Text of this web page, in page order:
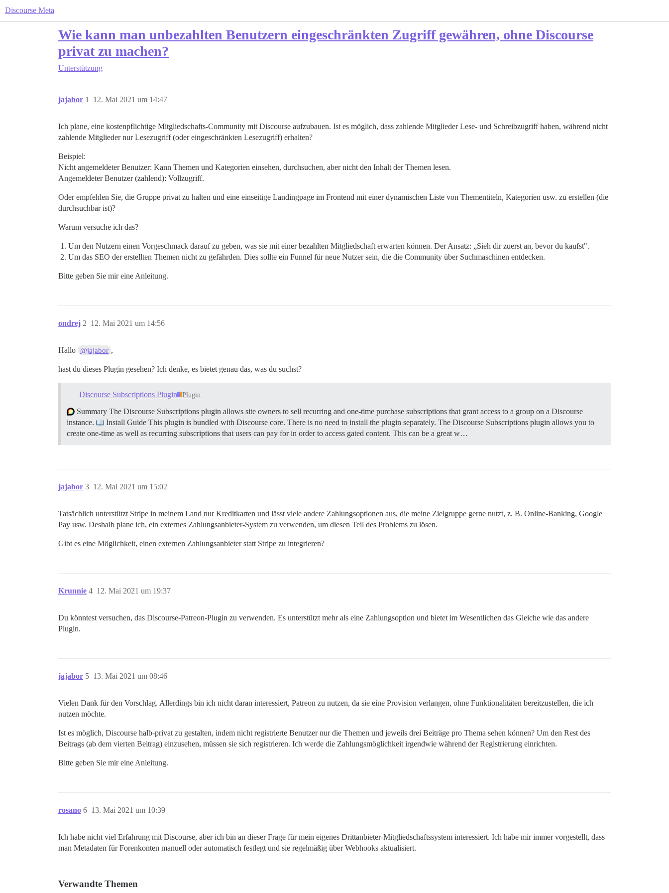
Discourse Meta
Wie kann man unbezahlten Benutzern eingeschränkten Zugriff gewähren, ohne Discourse
privat zu machen?
Unterstützung
jajabor 12. Mai 2021 um 14:47
1
Ich plane, eine kostenpflichtige Mitgliedschafts-Community mit Discourse aufzubauen. Ist es möglich, dass zahlende Mitglieder Lese- und Schreibzugriff haben, während nicht
zahlende Mitglieder nur Lesezugriff (oder eingeschränkten Lesezugriff) erhalten?
Beispiel:
Nicht angemeldeter Benutzer: Kann Themen und Kategorien einsehen, durchsuchen, aber nicht den Inhalt der Themen lesen.
Angemeldeter Benutzer (zahlend): Vollzugriff.
Oder empfehlen Sie, die Gruppe privat zu halten und eine einseitige Landingpage im Frontend mit einer dynamischen Liste von Thementiteln, Kategorien usw. zu erstellen (die
durchsuchbar ist)?
Warum versuche ich das?
Um den Nutzern einen Vorgeschmack darauf zu geben, was sie mit einer bezahlten Mitgliedschaft erwarten können. Der Ansatz: „Sieh dir zuerst an, bevor du kaufst".
Um das SEO der erstellten Themen nicht zu gefährden. Dies sollte ein Funnel für neue Nutzer sein, die die Community über Suchmaschinen entdecken.
Bitte geben Sie mir eine Anleitung.
ondrej 12. Mai 2021 um 14:56
2
Hallo @jajabor ,
hast du dieses Plugin gesehen? Ich denke, es bietet genau das, was du suchst?
Discourse Subscriptions Plugin Plugin
Summary The Discourse Subscriptions plugin allows site owners to sell recurring and one-time purchase subscriptions that grant access to a group on a Discourse
instance.
Install Guide This plugin is bundled with Discourse core. There is no need to install the plugin separately. The Discourse Subscriptions plugin allows you to
create one-time as well as recurring subscriptions that users can pay for in order to access gated content. This can be a great w…
jajabor 12. Mai 2021 um 15:02
3
Tatsächlich unterstützt Stripe in meinem Land nur Kreditkarten und lässt viele andere Zahlungsoptionen aus, die meine Zielgruppe gerne nutzt, z. B. Online-Banking, Google
Pay usw. Deshalb plane ich, ein externes Zahlungsanbieter-System zu verwenden, um diesen Teil des Problems zu lösen.
Gibt es eine Möglichkeit, einen externen Zahlungsanbieter statt Stripe zu integrieren?
Krunnie 12. Mai 2021 um 19:37
4
Du könntest versuchen, das Discourse-Patreon-Plugin zu verwenden. Es unterstützt mehr als eine Zahlungsoption und bietet im Wesentlichen das Gleiche wie das andere
Plugin.
jajabor 13. Mai 2021 um 08:46
5
Vielen Dank für den Vorschlag. Allerdings bin ich nicht daran interessiert, Patreon zu nutzen, da sie eine Provision verlangen, ohne Funktionalitäten bereitzustellen, die ich
nutzen möchte.
Ist es möglich, Discourse halb-privat zu gestalten, indem nicht registrierte Benutzer nur die Themen und jeweils drei Beiträge pro Thema sehen können? Um den Rest des
Beitrags (ab dem vierten Beitrag) einzusehen, müssen sie sich registrieren. Ich werde die Zahlungsmöglichkeit irgendwie während der Registrierung einrichten.
Bitte geben Sie mir eine Anleitung.
rosano 13. Mai 2021 um 10:39
6
Ich habe nicht viel Erfahrung mit Discourse, aber ich bin an dieser Frage für mein eigenes Drittanbieter-Mitgliedschaftssystem interessiert. Ich habe mir immer vorgestellt, dass
man Metadaten für Forenkonten manuell oder automatisch festlegt und sie regelmäßig über Webhooks aktualisiert.
Verwandte Themen